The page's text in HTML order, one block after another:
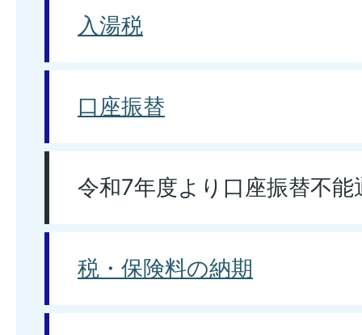
入湯税
口座振替
令和7年度より口座振替不
税・保険料の納期